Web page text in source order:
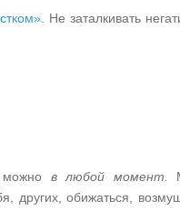
Не заталкивать
можно в любой момент.
других, обижаться,